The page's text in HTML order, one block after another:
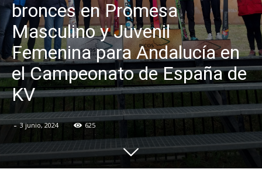
bronces en Promesa
Masculino y Juvenil
Femenina para Andalucía en
el Campeonato de España de
KV
- 3 junio, 2024 625